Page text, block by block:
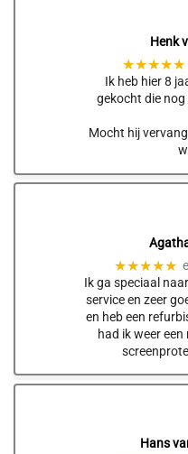
Henk
★★★★★
Ik heb hier 8
gekocht die
Mocht hij
★★★★★
Ik ga speciaal
service en zeer
en heb een
had ik weer een
Hans